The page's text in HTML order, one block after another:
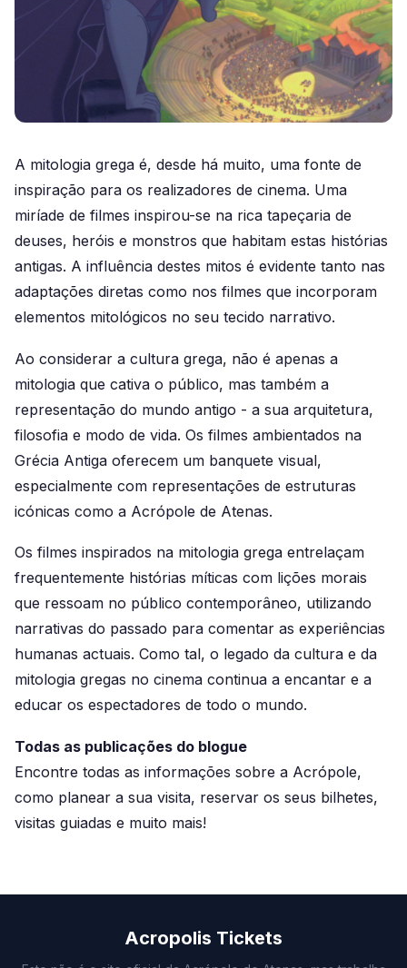
A mitologia grega é, desde há muito, uma fonte de
inspiração para os realizadores de cinema. Uma
miríade de filmes inspirou-se na rica tapeçaria de
deuses, heróis e monstros que habitam estas histórias
antigas. A influência destes mitos é evidente tanto nas
adaptações diretas como nos filmes que incorporam
elementos mitológicos no seu tecido narrativo.
Ao considerar a cultura grega, não é apenas a
mitologia que cativa o público, mas também a
representação do mundo antigo - a sua arquitetura,
filosofia e modo de vida. Os filmes ambientados na
Grécia Antiga oferecem um banquete visual,
especialmente com representações de estruturas
icónicas como a Acrópole de Atenas.
Os filmes inspirados na mitologia grega entrelaçam
frequentemente histórias míticas com lições morais
que ressoam no público contemporâneo, utilizando
narrativas do passado para comentar as experiências
humanas actuais. Como tal, o legado da cultura e da
mitologia gregas no cinema continua a encantar e a
educar os espectadores de todo o mundo.
Todas as publicações do blogue
Encontre todas as informações sobre a Acrópole,
como planear a sua visita, reservar os seus bilhetes,
visitas guiadas e muito mais!
Acropolis Tickets